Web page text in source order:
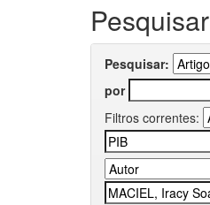
Pesquisar
Pesquisar:
por
Filtros correntes: